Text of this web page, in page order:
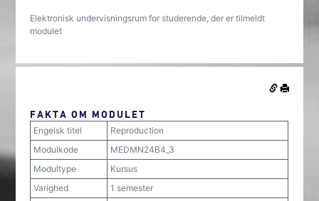
Elektronisk undervisningsrum for studerende, der er tilmeldt
modulet
FAKTA OM MODULET
Engelsk titel
Reproduction
Modulkode
MEDMN24B4_3
Modultype
Kursus
Varighed
1 semester